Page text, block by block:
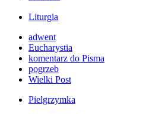
Liturgia
adwent
Eucharystia
komentarz do Pisma
pogrzeb
Wielki Post
Pielgrzymka